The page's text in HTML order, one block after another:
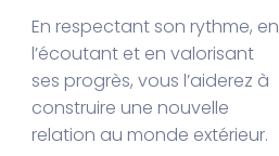
En respectant son rythme, en
l’écoutant et en valorisant
ses progrès, vous l’aiderez à
construire une nouvelle
relation au monde extérieur.